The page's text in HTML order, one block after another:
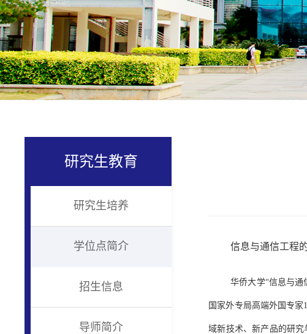
研究生教育
研究生培养
学位点简介
招生信息
导师简介
信息与通信工程
华侨大学“信息与
国家外专局高端外国专
域新技术、新产品的研